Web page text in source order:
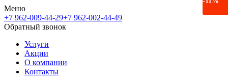
Меню
+7 962-009-44-29+7 962-002-44-49
Обратный звонок
Услуги
Акции
О компании
Контакты